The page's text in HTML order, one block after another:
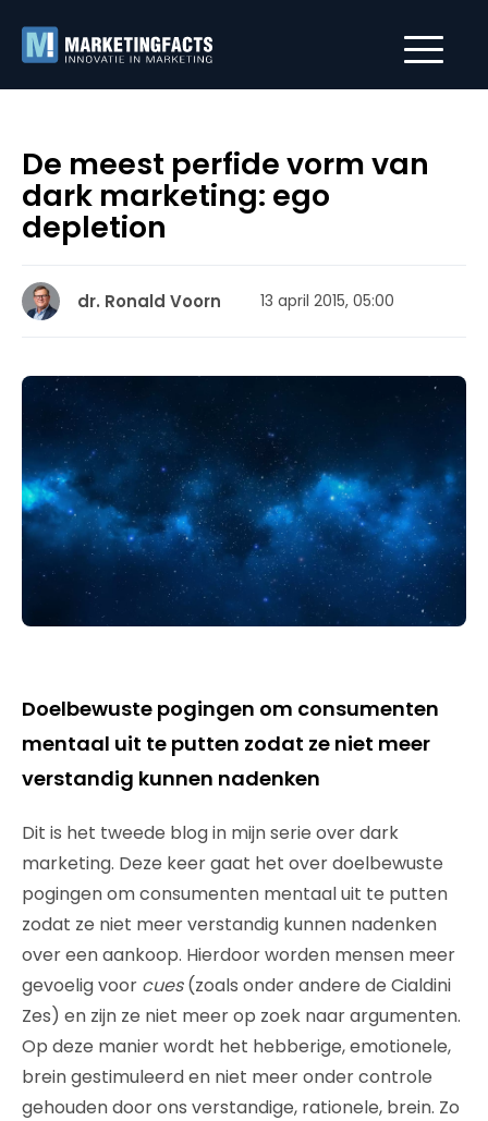
De meest perfide vorm van
dark marketing: ego
depletion
dr. Ronald Voorn 13 april 2015, 05:00
Doelbewuste pogingen om consumenten
mentaal uit te putten zodat ze niet meer
verstandig kunnen nadenken
Dit is het tweede blog in mijn serie over dark
marketing. Deze keer gaat het over doelbewuste
pogingen om consumenten mentaal uit te putten
zodat ze niet meer verstandig kunnen nadenken
over een aankoop. Hierdoor worden mensen meer
gevoelig voor cues(zoals onder andere de Cialdini
Zes) en zijn ze niet meer op zoek naar argumenten.
Op deze manier wordt het hebberige, emotionele,
brein gestimuleerd en niet meer onder controle
gehouden door ons verstandige, rationele, brein. Zo